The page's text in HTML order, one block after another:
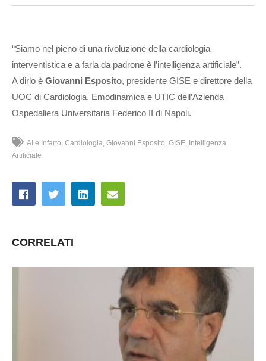
“Siamo nel pieno di una rivoluzione della cardiologia
interventistica e a farla da padrone è l’intelligenza artificiale”.
A dirlo è Giovanni Esposito, presidente GISE e direttore della
UOC di Cardiologia, Emodinamica e UTIC dell’Azienda
Ospedaliera Universitaria Federico II di Napoli.
AI e Infarto Cardiologia Giovanni Esposito GISE
Intelligenza
Artificiale
CORRELATI